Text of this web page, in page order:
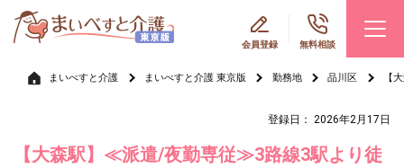
会員登録 無料相談
まいべすと介護 まいべすと介護 東京版 勤務地 品川区 【
登録日： 2026年2月17日
【大森駅】≪派遣/夜勤専従≫3路線3駅より徒